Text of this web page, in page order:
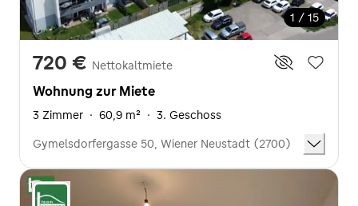
1 / 15
720 € Nettokaltmiete
Wohnung zur Miete
3 Zimmer · 60,9 m² · 3. Geschoss
Gymelsdorfergasse 50, Wiener Neustadt (2700)